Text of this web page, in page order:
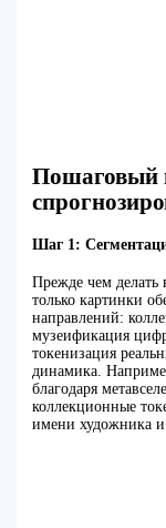
Пошаговый
Шаг 1:
Прежде чем
только картинки
направлений:
музеификация
токенизация
динамика.
благодаря
коллекционные
имени художника и